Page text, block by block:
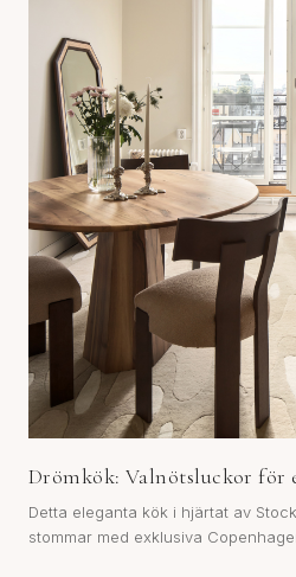
Drömkök: Valnötsluckor för
Detta eleganta kök i hjärtat av
stommar med exklusiva